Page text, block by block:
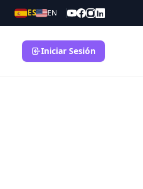
ES EN
Iniciar Sesión